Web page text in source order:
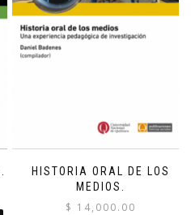
HISTORIA ORAL DE LOS
MEDIOS.
$ 14,000.00